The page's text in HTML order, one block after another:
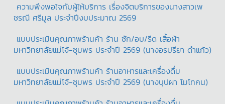
ความพึงพอใจกับผู้ให้บริการ เรื่องจิตบริการของนางสาวเพ
ชรณี ศรีมูล ประจำปีงบประมาณ 2569
แบบประเมินคุณภาพร้านค้า ร้าน ซัก/อบ/รีด เสื้อผ้า
มหาวิทยาลัยแม่โจ้-ชุมพร ประจำปี 2569 (นางอรปรียา ดำแก้ว)
แบบประเมินคุณภาพร้านค้า ร้านอาหารและเครื่องดื่ม
มหาวิทยาลัยแม่โจ้-ชุมพร ประจำปี 2569 (นางบุปผา โมโทคน)